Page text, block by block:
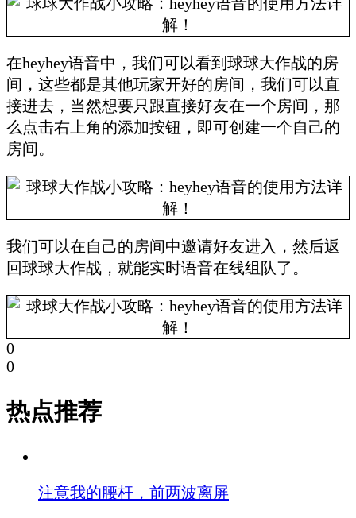
在heyhey语音中，我们可以看到球球大作战的房
间，这些都是其他玩家开好的房间，我们可以直
接进去，当然想要只跟直接好友在一个房间，那
么点击右上角的添加按钮，即可创建一个自己的
房间。
我们可以在自己的房间中邀请好友进入，然后返
回球球大作战，就能实时语音在线组队了。
0
0
热点推荐
注意我的腰杆，前两波离屏